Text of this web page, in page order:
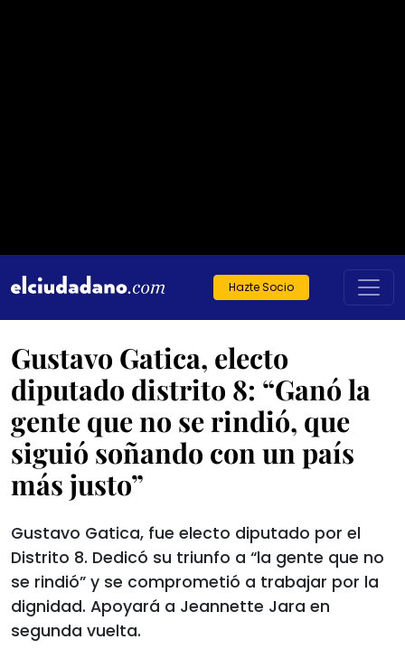
Hazte Socio
Gustavo Gatica, electo
diputado distrito 8: “Ganó la
gente que no se rindió, que
siguió soñando con un país
más justo”
Gustavo Gatica, fue electo diputado por el
Distrito 8. Dedicó su triunfo a “la gente que no
se rindió” y se comprometió a trabajar por la
dignidad. Apoyará a Jeannette Jara en
segunda vuelta.